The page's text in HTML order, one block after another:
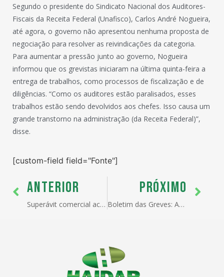
Segundo o presidente do Sindicato Nacional dos Auditores-
Fiscais da Receita Federal (Unafisco), Carlos André Nogueira,
até agora, o governo não apresentou nenhuma proposta de
negociação para resolver as reivindicações da categoria.
Para aumentar a pressão junto ao governo, Nogueira
informou que os grevistas iniciaram na última quinta-feira a
entrega de trabalhos, como processos de fiscalização e de
diligências. “Como os auditores estão paralisados, esses
trabalhos estão sendo devolvidos aos chefes. Isso causa um
grande transtorno na administração (da Receita Federal)”,
disse.
[custom-field field="Fonte"]
ANTERIOR
Superávit comercial acumulado no ano alcança US$ 15,214 bilhões
PRÓXIMO
Boletim das Greves: ANVISA, MAPA e RECEITA